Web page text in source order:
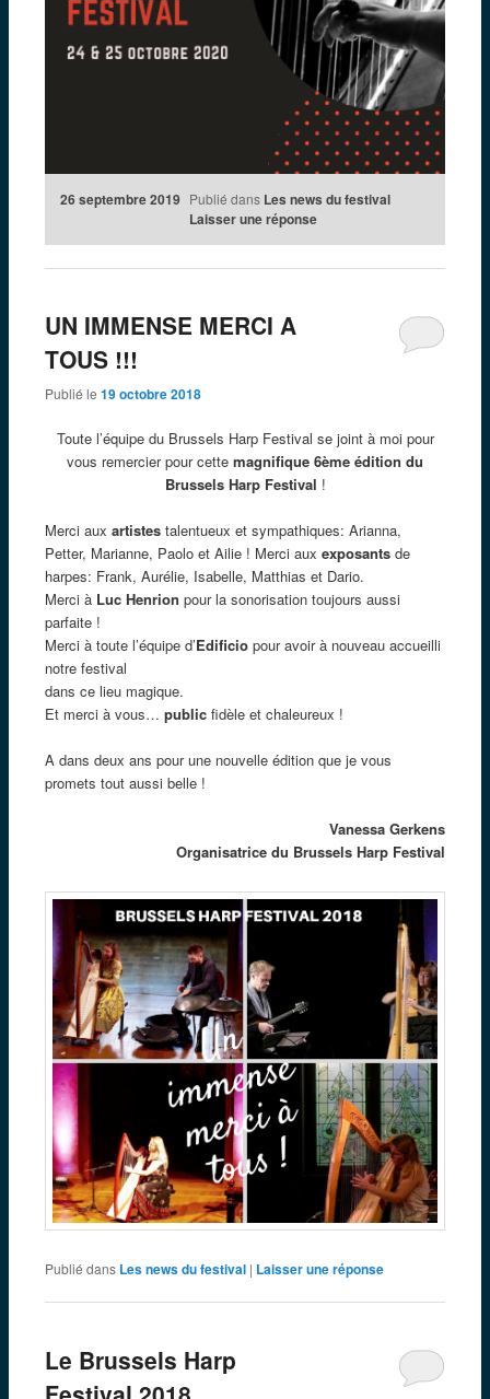
26 septembre 2019 Publié dans Les news du festival
Laisser une réponse
UN IMMENSE MERCI A
TOUS !!!
Publié le 19 octobre 2018
Toute l’équipe du Brussels Harp Festival se joint à moi pour
vous remercier pour cette magnifique 6ème édition du
Brussels Harp Festival !
Merci aux artistestalentueux et sympathiques: Arianna,
Petter, Marianne, Paolo et Ailie ! Merci aux exposantsde
harpes: Frank, Aurélie, Isabelle, Matthias et Dario.
Merci à Luc Henrion pour la sonorisation toujours aussi
parfaite !
Merci à toute l’équipe d’Edificiopour avoir à nouveau accueilli
notre festival
dans ce lieu magique.
Et merci à vous… publicfidèle et chaleureux !
A dans deux ans pour une nouvelle édition que je vous
promets tout aussi belle !
Vanessa Gerkens
Organisatrice du Brussels Harp Festival
Publié dans Les news du festival | Laisser une réponse
Le Brussels Harp